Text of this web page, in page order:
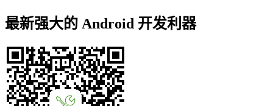
最新强大的 Android 开发利器